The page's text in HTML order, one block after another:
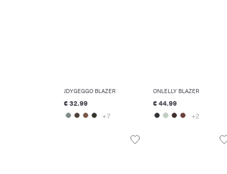
JDYGEGGO BLAZER
€ 32.99
+7
ONLELLY BLAZER
€ 44.99
+2